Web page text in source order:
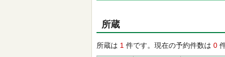
所蔵
所蔵は 1 件です。現在の予約件数は 0